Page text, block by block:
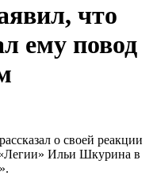
что
ему повод
о своей реакции
Ильи Шкурина в